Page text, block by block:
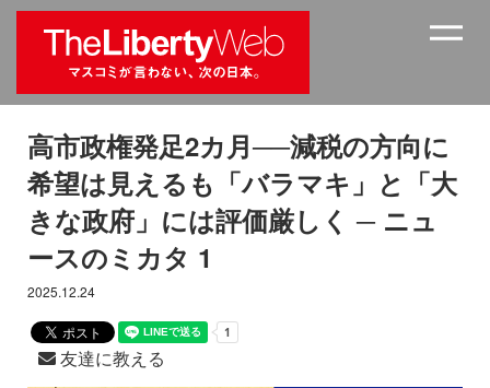
高市政権発足2カ月──減税の方向に
希望は見えるも「バラマキ」と「大
きな政府」には評価厳しく ─ ニュ
ースのミカタ 1
2025.12.24
友達に教える